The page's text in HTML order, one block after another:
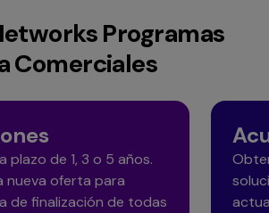
Programas
Comerciales
plazo de 1, 3 o 5 años.
nueva oferta para
de finalización de todas